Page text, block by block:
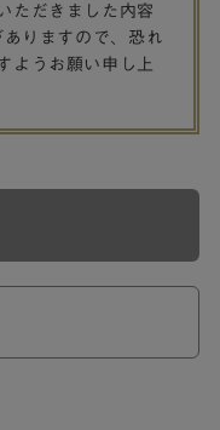
ただきました内容
りますので、恐れ
ようお願い申し上